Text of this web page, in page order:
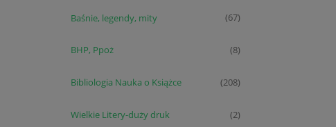
Baśnie, legendy, mity (67)
BHP, Ppoż (8)
Bibliologia Nauka o Książce (208)
Wielkie Litery-duży druk (2)